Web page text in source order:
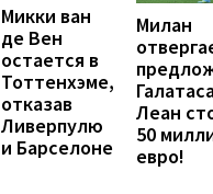
Микки ван
де Вен
остается в
Тоттенхэме,
отказав
Ливерпулю
и Барселоне
Милан
Леан
50
евро!